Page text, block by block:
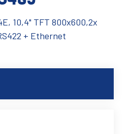
10,4" TFT 800x600,2x
+ Ethernet